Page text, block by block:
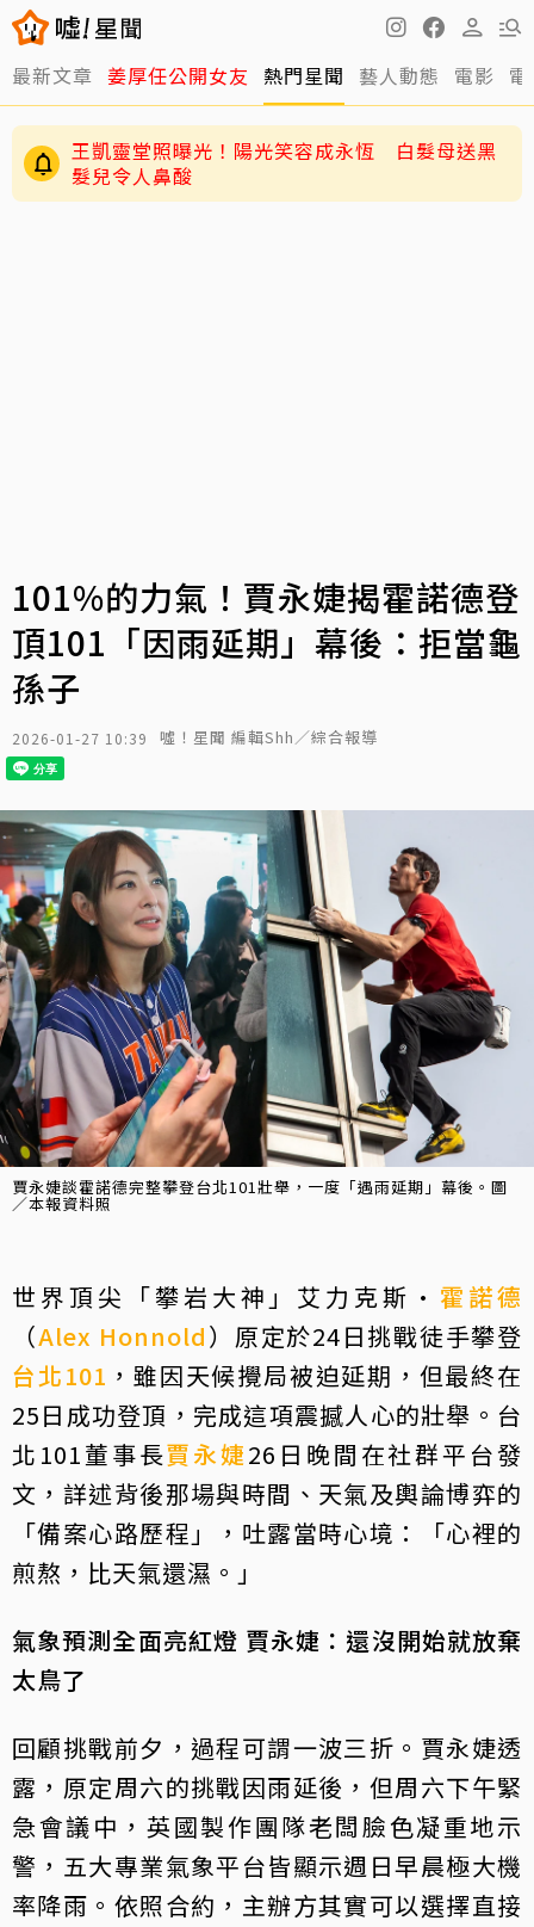
最新文章 姜厚任公開女友 熱門星聞 藝人動態 電影
王凱靈堂照曝光！陽光笑容成永恆 白髮母送黑
髮兒令人鼻酸
101%的力氣！賈永婕揭霍諾德登
頂101「因雨延期」幕後：拒當龜
孫子
2026-01-27 10:39 噓！星聞 編輯Shh／綜合報導
賈永婕談霍諾德完整攀登台北101壯舉，一度「遇雨延期」幕後。圖
／本報資料照
世界頂尖「攀岩大神」艾力克斯· 霍諾德
（Alex Honnold）原定於24日挑戰徒手攀登
台北101 ，雖因天候攪局被迫延期，但最終在
25日成功登頂，完成這項震撼人心的壯舉。台
北101董事長賈永婕26日晚間在社群平台發
文，詳述背後那場與時間、天氣及輿論博弈的
「備案心路歷程」，吐露當時心境：「心裡的
煎熬，比天氣還濕。」
氣象預測全面亮紅燈 賈永婕：還沒開始就放棄
太鳥了
回顧挑戰前夕，過程可謂一波三折。賈永婕透
露，原定周六的挑戰因雨延後，但周六下午緊
急會議中，英國製作團隊老闆臉色凝重地示
警，五大專業氣象平台皆顯示週日早晨極大機
率降雨。依照合約，主辦方其實可以選擇直接